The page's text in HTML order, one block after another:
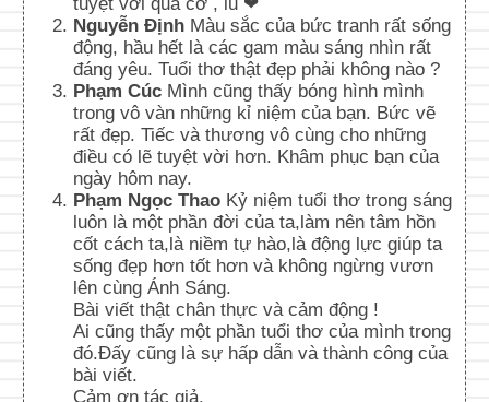
Nguyễn Định Màu sắc của bức tranh rất sống
động, hầu hết là các gam màu sáng nhìn rất
đáng yêu. Tuổi thơ thật đẹp phải không nào ?
Phạm Cúc Mình cũng thấy bóng hình mình
trong vô vàn những kỉ niệm của bạn. Bức vẽ
rất đẹp. Tiếc và thương vô cùng cho những
điều có lẽ tuyệt vời hơn. Khâm phục bạn của
ngày hôm nay.
Phạm Ngọc Thao Kỷ niệm tuổi thơ trong sáng
luôn là một phần đời của ta,làm nên tâm hồn
cốt cách ta,là niềm tự hào,là động lực giúp ta
sống đẹp hơn tốt hơn và không ngừng vươn
lên cùng Ánh Sáng.
Bài viết thật chân thực và cảm động !
Ai cũng thấy một phần tuổi thơ của mình trong
đó.Đấy cũng là sự hấp dẫn và thành công của
bài viết.
Cảm ơn tác giả.